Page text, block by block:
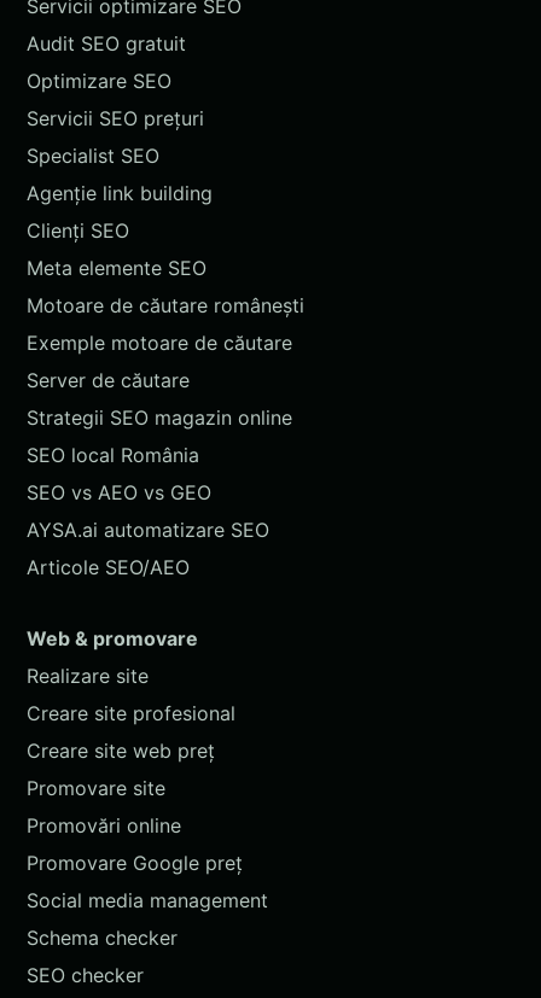
Servicii optimizare SEO
Audit SEO gratuit
Optimizare SEO
Servicii SEO prețuri
Specialist SEO
Agenție link building
Clienți SEO
Meta elemente SEO
Motoare de căutare românești
Exemple motoare de căutare
Server de căutare
Strategii SEO magazin online
SEO local România
SEO vs AEO vs GEO
AYSA.ai automatizare SEO
Articole SEO/AEO
Web & promovare
Realizare site
Creare site profesional
Creare site web preț
Promovare site
Promovări online
Promovare Google preț
Social media management
Schema checker
SEO checker